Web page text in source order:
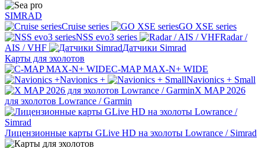
SIMRAD
Cruise series
GO XSE series
NSS evo3 series
Radar /
AIS / VHF
Датчики Simrad
Карты для эхолотов
C-MAP MAX-N+ WIDE
Navionics +
Navionics + Small
X MAP 2026
для эхолотов Lowrance / Garmin
Лицензионные карты GLive HD на эхолоты Lowrance / Simrad